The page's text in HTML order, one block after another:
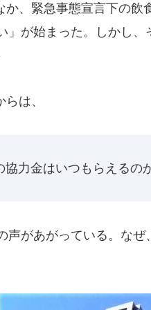
、緊急事態宣言下の飲
」が始まった。しかし
は、
協力金はいつもらえる
声があがっている。な